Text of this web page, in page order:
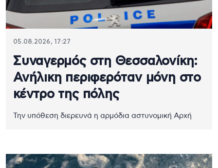
05.08.2026, 17:27
Συναγερμός στη Θεσσαλονίκη:
Ανήλικη περιφερόταν μόνη στο
κέντρο της πόλης
Την υπόθεση διερευνά η αρμόδια αστυνομική Αρχή